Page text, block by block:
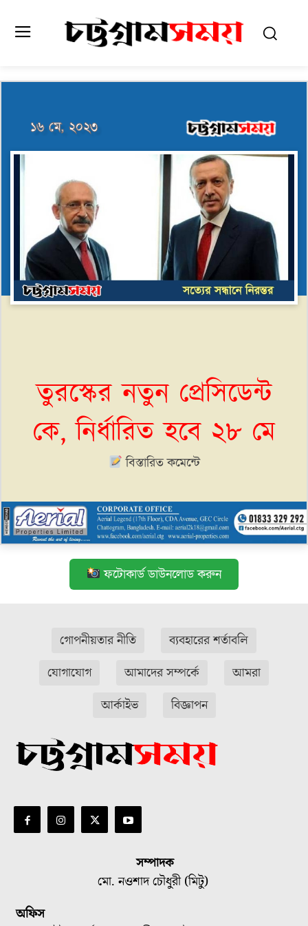
১৬ মে, ২০২৩
তুরস্কের নতুন প্রেসিডেন্ট
কে, নির্ধারিত হবে ২৮ মে
বিস্তারিত কমেন্টে
ফটোকার্ড ডাউনলোড করুন
গোপনীয়তার নীতি
ব্যবহারের শর্তাবলি
যোগাযোগ
আমাদের সম্পর্কে
আমরা
আর্কাইভ
বিজ্ঞাপন
সম্পাদক
মো. নওশাদ চৌধুরী (মিটু)
অফিস